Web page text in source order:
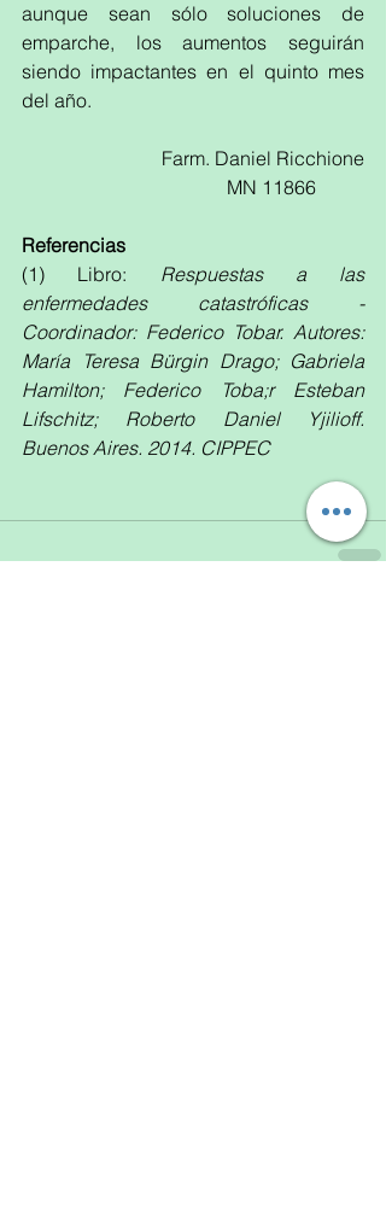
aunque sean sólo soluciones de
emparche, los aumentos seguirán
siendo impactantes en el quinto mes
del año.
Farm. Daniel Ricchione
MN 11866
Referencias
(1) Libro: Respuestas a las
enfermedades catastróficas -
Coordinador: Federico Tobar. Autores:
María Teresa Bürgin Drago; Gabriela
Hamilton; Federico Toba;r Esteban
Lifschitz; Roberto Daniel Yjilioff.
Buenos Aires. 2014. CIPPEC